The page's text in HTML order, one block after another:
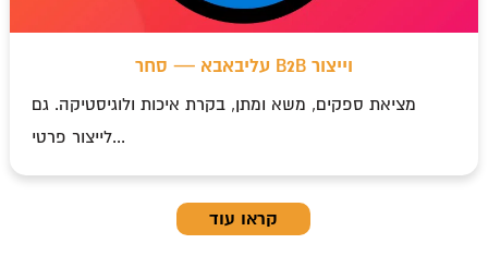
עליבאבא — סחר B2B וייצור
מציאת ספקים, משא ומתן, בקרת איכות ולוגיסטיקה. גם
לייצור פרטי...
קראו עוד